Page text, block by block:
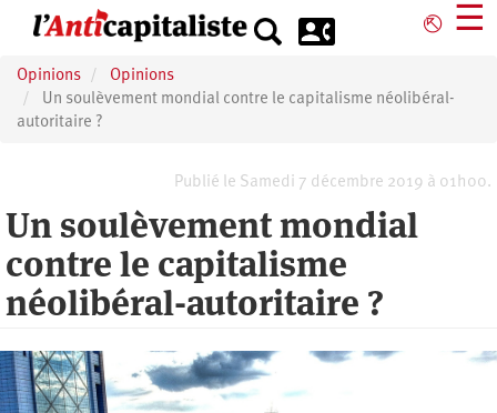
principal
⎋ ☰
Opinions
Opinions
Un soulèvement mondial contre le capitalisme néolibéral-
autoritaire ?
Publié le Samedi 7 décembre 2019 à 01h00.
Un soulèvement mondial
contre le capitalisme
néolibéral-autoritaire ?